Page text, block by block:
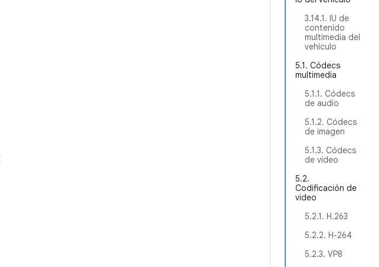
3.14.1. IU de
contenido
multimedia del
vehículo
5.1. Códecs
multimedia
5.1.1. Códecs
de audio
5.1.2. Códecs
de imagen
5.1.3. Códecs
de video
5.2.
Codificación de
video
5.2.1. H.263
5.2.2. H-264
5.2.3. VP8